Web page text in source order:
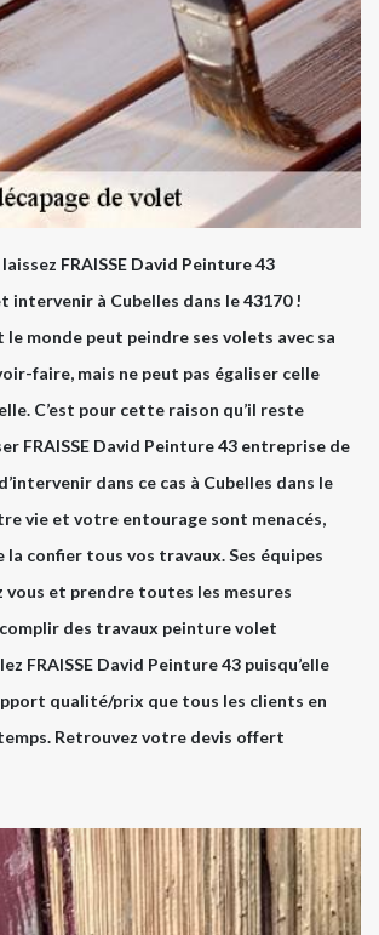
FRAISSE David Peinture 43
intervenir à Cubelles dans le 43170 !
le monde peut peindre ses volets avec sa
faire, mais ne peut pas égaliser celle
C’est pour cette raison qu’il reste
FRAISSE David Peinture 43 entreprise de
dans ce cas à Cubelles dans le
vie et votre entourage sont menacés,
la confier tous vos travaux. Ses équipes
vous et prendre toutes les mesures
des travaux peinture volet
FRAISSE David Peinture 43 puisqu’elle
qualité/prix que tous les clients en
Retrouvez votre devis offert